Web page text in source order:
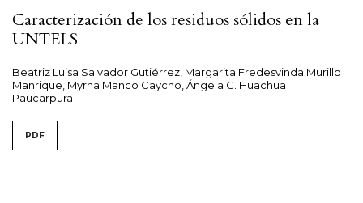
Caracterización de los residuos sólidos en la
UNTELS
Beatriz Luisa Salvador Gutiérrez, Margarita Fredesvinda Murillo
Manrique, Myrna Manco Caycho, Ángela C. Huachua
Paucarpura
PDF